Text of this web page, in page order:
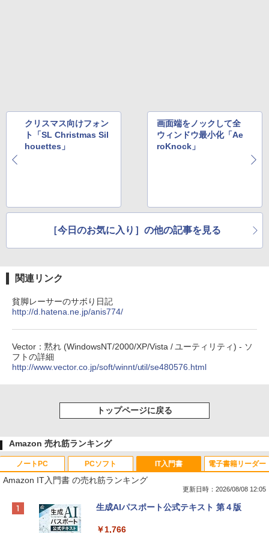
クリスマス向けフォン
ト「SL Christmas Sil
houettes」
画面端をノックして全
ウィンドウ最小化「Ae
roKnock」
［今日のお気に入り］の他の記事を見る
関連リンク
貧脚レーサーのサボり日記
http://d.hatena.ne.jp/anis774/
Vector：黙れ (WindowsNT/2000/XP/Vista / ユーティリティ) - ソ
フトの詳細
http://www.vector.co.jp/soft/winnt/util/se480576.html
トップページに戻る
Amazon 売れ筋ランキング
ノートPC
Apple 2026 MacBook Neo A18 Proチッ
e Intelligenceのために設計、Liquid Ret
PCソフト
Robloxギフトカード - 800 Robux 【限
インゲームコード】 ロブロックス | オン
IT入門書
Amazon IT入門書 の売れ筋ランキング
更新日時：2026/08/08 12:05
生成AIパスポート公式テキスト 第４版
￥1,766
電子書籍リーダー